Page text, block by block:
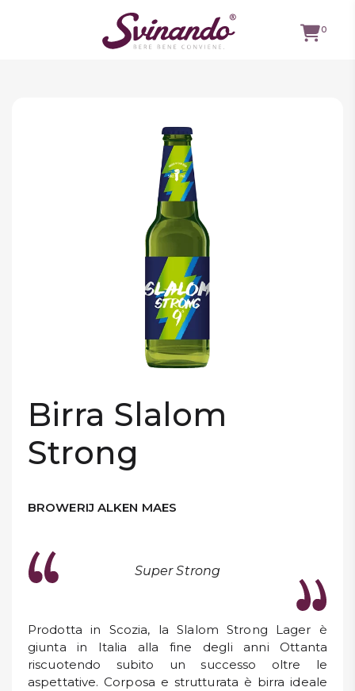
0
TUTTO A
-30%
Card
Blog
Birra Slalom
Strong
BROWERIJ ALKEN MAES
Super Strong
Prodotta in Scozia, la Slalom Strong Lager è
giunta in Italia alla fine degli anni Ottanta
riscuotendo subito un successo oltre le
aspettative. Corposa e strutturata è birra ideale